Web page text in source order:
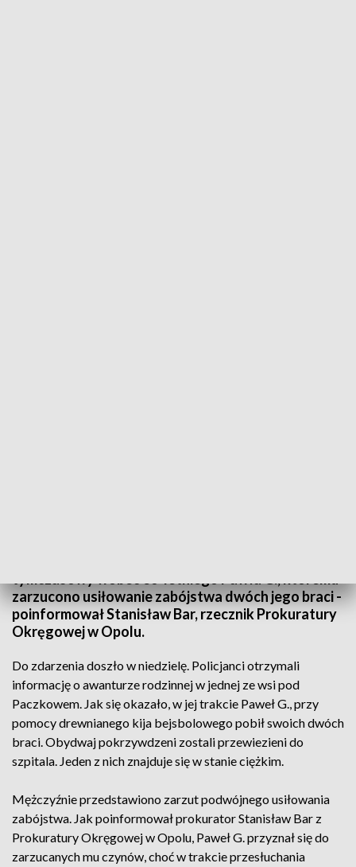
zarzucono usiłowanie zabójstwa dwóch jego braci -
poinformował Stanisław Bar, rzecznik Prokuratury
Okręgowej w Opolu.
Do zdarzenia doszło w niedzielę. Policjanci otrzymali
informację o awanturze rodzinnej w jednej ze wsi pod
Paczkowem. Jak się okazało, w jej trakcie Paweł G., przy
pomocy drewnianego kija bejsbolowego pobił swoich dwóch
braci. Obydwaj pokrzywdzeni zostali przewiezieni do
szpitala. Jeden z nich znajduje się w stanie ciężkim.
Mężczyźnie przedstawiono zarzut podwójnego usiłowania
zabójstwa. Jak poinformował prokurator Stanisław Bar z
Prokuratury Okręgowej w Opolu, Paweł G. przyznał się do
zarzucanych mu czynów, choć w trakcie przesłuchania